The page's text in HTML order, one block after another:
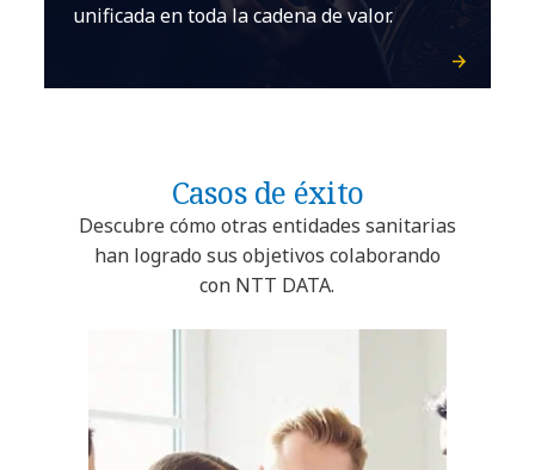
unificada en toda la cadena de valor.
Casos de éxito
Descubre cómo otras entidades sanitarias
han logrado sus objetivos colaborando
con NTT DATA.